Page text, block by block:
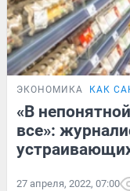
ЭКОНОМИКА КАК
«В
все»:
27 апреля, 2022, 07:00